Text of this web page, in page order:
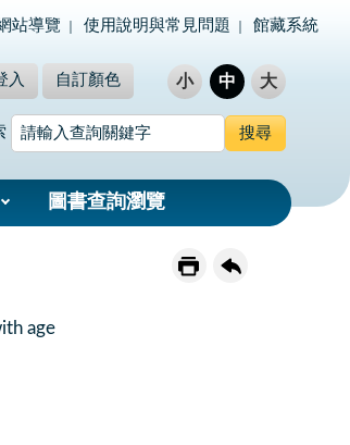
站導覽 使用說明與常見問題 館藏系統
入 自訂顏色 小 中 大
圖書查詢瀏覽
age